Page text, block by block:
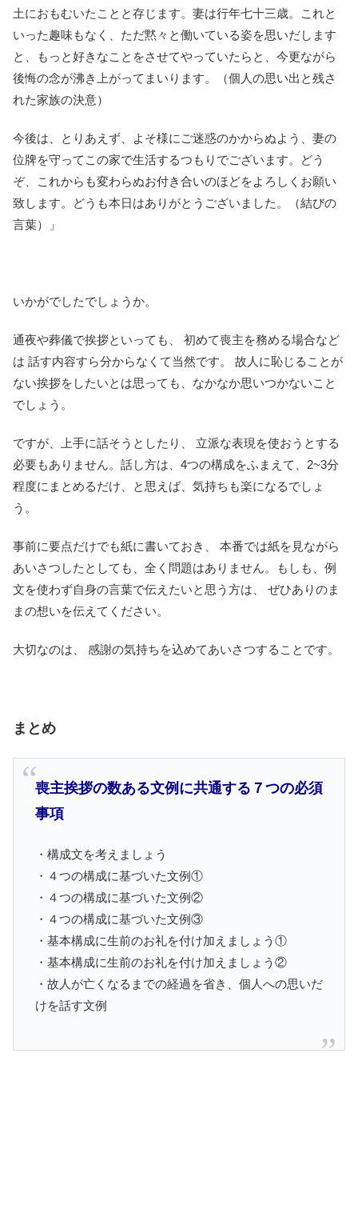
土におもむいたことと存じます。妻は行年七十三歳。これと
いった趣味もなく、ただ黙々と働いている姿を思いだします
と、もっと好きなことをさせてやっていたらと、今更ながら
後悔の念が沸き上がってまいります。（個人の思い出と残さ
れた家族の決意）
今後は、とりあえず、よそ様にご迷惑のかからぬよう、妻の
位牌を守ってこの家で生活するつもりでございます。どう
ぞ、これからも変わらぬお付き合いのほどをよろしくお願い
致します。どうも本日はありがとうございました。（結びの
言葉）」
いかがでしたでしょうか。
通夜や葬儀で挨拶といっても、 初めて喪主を務める場合など
は 話す内容すら分からなくて当然です。 故人に恥じることが
ない挨拶をしたいとは思っても、なかなか思いつかないこと
でしょう。
ですが、上手に話そうとしたり、 立派な表現を使おうとする
必要もありません。話し方は、4つの構成をふまえて、2~3分
程度にまとめるだけ、と思えば、気持ちも楽になるでしょ
う。
事前に要点だけでも紙に書いておき、 本番では紙を見ながら
あいさつしたとしても、全く問題はありません。もしも、例
文を使わず自身の言葉で伝えたいと思う方は、 ぜひありのま
まの想いを伝えてください。
大切なのは、 感謝の気持ちを込めてあいさつすることです。
まとめ
喪主挨拶の数ある文例に共通する７つの必須
事項
・構成文を考えましょう
・４つの構成に基づいた文例①
・４つの構成に基づいた文例②
・４つの構成に基づいた文例③
・基本構成に生前のお礼を付け加えましょう①
・基本構成に生前のお礼を付け加えましょう②
・故人が亡くなるまでの経過を省き、個人への思いだ
けを話す文例